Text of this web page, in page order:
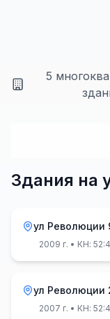
5
Здания на
ул Революции
2009 г. • КН:
ул Революции
2007 г. • КН: